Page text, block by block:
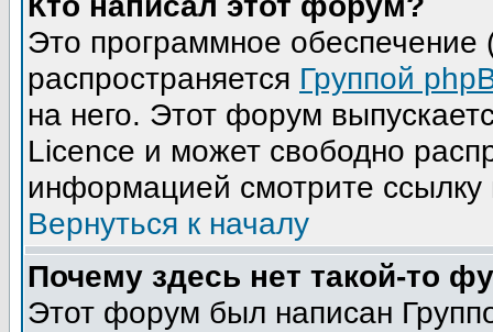
Это программное
распространяется Группой
на него. Этот форум
Licence и может свободно
информацией смотрите ссылку
Вернуться к началу
Почему здесь нет такой-то
Этот форум был написан